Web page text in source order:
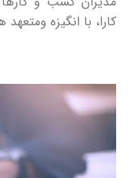
کارا، با انگیزه